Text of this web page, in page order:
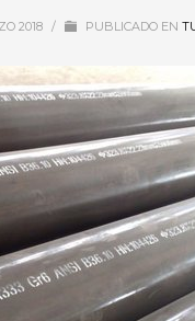
2018 / PUBLICADO EN